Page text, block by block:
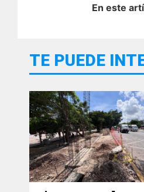
En este
TE PUEDE